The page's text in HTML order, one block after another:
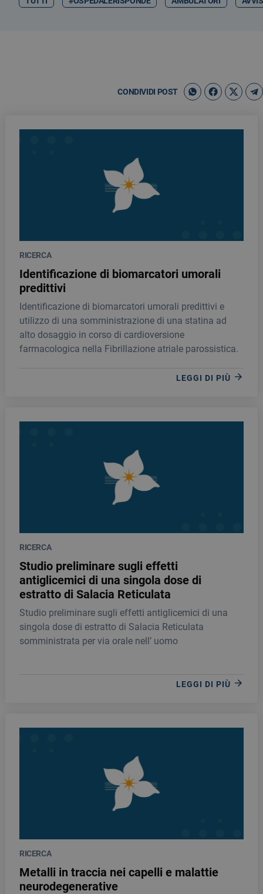
CONDIVIDI POST
RICERCA
Identificazione di biomarcatori umorali
predittivi
Identificazione di biomarcatori umorali predittivi e
utilizzo di una somministrazione di una statina ad
alto dosaggio in corso di cardioversione
farmacologica nella Fibrillazione atriale parossistica.
LEGGI DI PIÙ
RICERCA
Studio preliminare sugli effetti
antiglicemici di una singola dose di
estratto di Salacia Reticulata
Studio preliminare sugli effetti antiglicemici di una
singola dose di estratto di Salacia Reticulata
somministrata per via orale nell’ uomo
LEGGI DI PIÙ
RICERCA
Metalli in traccia nei capelli e malattie
neurodegenerative